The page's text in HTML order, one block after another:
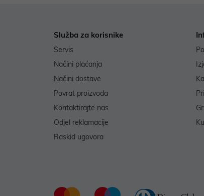
Služba za korisnike
Servis
Načini plaćanja
Načini dostave
Povrat proizvoda
Kontaktirajte nas
Odjel reklamacije
Raskid ugovora